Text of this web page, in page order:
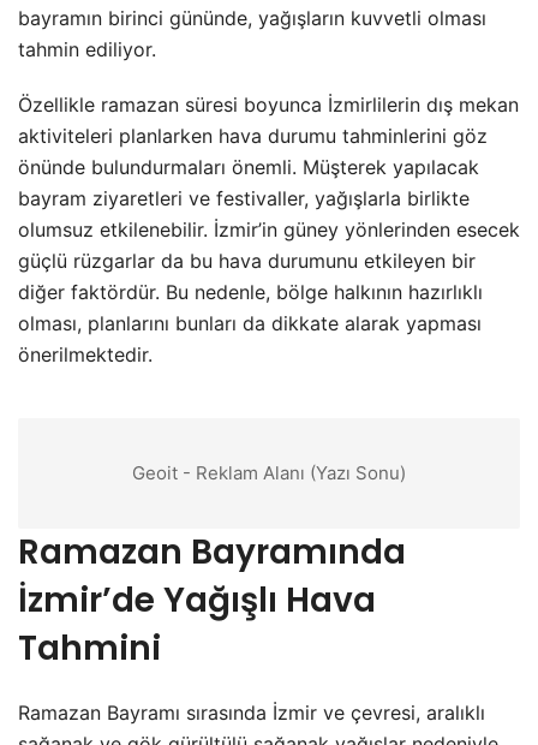
bayramın birinci gününde, yağışların kuvvetli olması
tahmin ediliyor.
Özellikle ramazan süresi boyunca İzmirlilerin dış mekan
aktiviteleri planlarken hava durumu tahminlerini göz
önünde bulundurmaları önemli. Müşterek yapılacak
bayram ziyaretleri ve festivaller, yağışlarla birlikte
olumsuz etkilenebilir. İzmir’in güney yönlerinden esecek
güçlü rüzgarlar da bu hava durumunu etkileyen bir
diğer faktördür. Bu nedenle, bölge halkının hazırlıklı
olması, planlarını bunları da dikkate alarak yapması
önerilmektedir.
Geoit - Reklam Alanı (Yazı Sonu)
Ramazan Bayramında
İzmir’de Yağışlı Hava
Tahmini
Ramazan Bayramı sırasında İzmir ve çevresi, aralıklı